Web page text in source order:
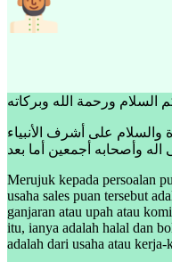
السلام ورحمة الله وبركاته
والسلام على أشرف الأنبياء
وأصحابه أجمعين أما بعد
Merujuk kepada persoalan
usaha sales puan tersebut
ganjaran atau upah atau
itu, ianya adalah halal dan
adalah dari usaha atau